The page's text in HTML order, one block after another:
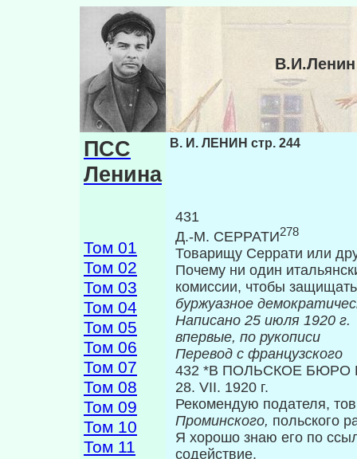
ПСС
Ленина
Том 01
Том 02
Том 03
Том 04
Том 05
Том 06
Том 07
Том 08
Том 09
Том 10
Том 11
В. И. ЛЕНИН стр. 244
431
Д.-М. СЕРРАТИ278
Товарищу Серрати или
Почему ни один
комиссии, чтобы
буржуазное
Написано 25
впервые, по рукописи
Перевод с французского
432 *В ПОЛЬСКОЕ БЮРО
28. VII. 1920 г.
Рекомендую подателя,
Проминского, польского
Я хорошо знаю его по
содейст­вие.